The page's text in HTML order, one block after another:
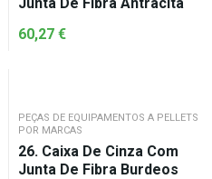
60,27 €
PEÇAS DE EQUIPAMENTOS A PELLETS
POR MARCAS
26. Caixa De Cinza Com
Junta De Fibra Burdeos